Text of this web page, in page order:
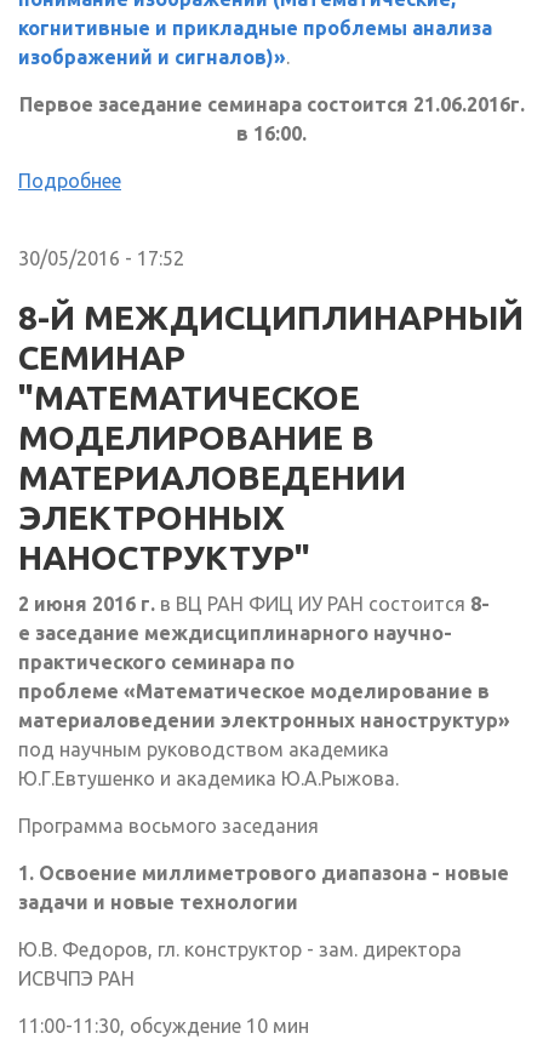
когнитивные и прикладные проблемы анализа
изображений и сигналов)».
Первое заседание семинара состоится 21.06.2016г.
в 16:00.
Подробнее
30/05/2016 - 17:52
8-Й МЕЖДИСЦИПЛИНАРНЫЙ
СЕМИНАР
"МАТЕМАТИЧЕСКОЕ
МОДЕЛИРОВАНИЕ В
МАТЕРИАЛОВЕДЕНИИ
ЭЛЕКТРОННЫХ
НАНОСТРУКТУР"
2 июня 2016 г. в ВЦ РАН ФИЦ ИУ РАН состоится 8-
е заседание междисциплинарного научно-
практического семинара по
проблеме «Математическое моделирование в
материаловедении электронных наноструктур»
под научным руководством академика
Ю.Г.Евтушенко и академика Ю.А.Рыжова.
Программа восьмого заседания
1. Освоение миллиметрового диапазона - новые
задачи и новые технологии
Ю.В. Федоров, гл. конструктор - зам. директора
ИСВЧПЭ РАН
11:00-11:30, обсуждение 10 мин